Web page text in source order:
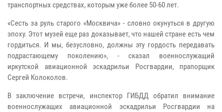
транспортных средствах, которым уже более 50-60 лет.
«Сесть за руль старого «Москвича» - словно окунуться в другую
эпоху. Этот музей еще раз доказывает, что нашей стране есть чем
гордиться. И мы, безусловно, должны эту гордость передавать
подрастающему поколению», - сказал военнослужащий
иркутской авиационной эскадрильи Росгвардии, прапорщик
Сергей Колоколов.
В заключение встречи, инспектор ГИБДД обратил внимание
военнослужащих авиационной эскадрильи Росгвардии на